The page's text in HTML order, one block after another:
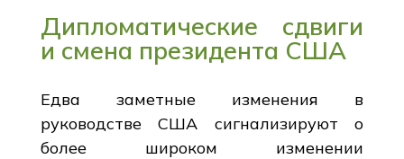
Дипломатические сдвиги
и смена президента США
Едва заметные изменения в
руководстве США сигнализируют о
более широком изменении